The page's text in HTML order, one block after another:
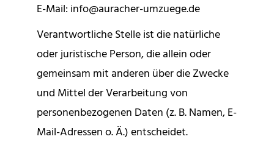
E-Mail: info@auracher-umzuege.de
Verantwortliche Stelle ist die natürliche
oder juristische Person, die allein oder
gemeinsam mit anderen über die Zwecke
und Mittel der Verarbeitung von
personenbezogenen Daten (z. B. Namen, E-
Mail-Adressen o. Ä.) entscheidet.